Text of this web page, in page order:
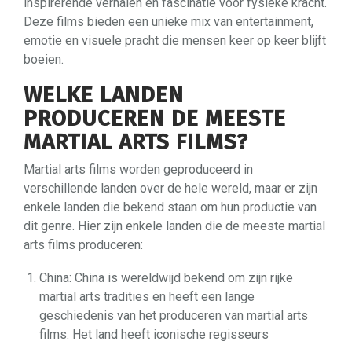
Deze films bieden een unieke mix van entertainment,
emotie en visuele pracht die mensen keer op keer blijft
boeien.
WELKE LANDEN
PRODUCEREN DE MEESTE
MARTIAL ARTS FILMS?
Martial arts films worden geproduceerd in
verschillende landen over de hele wereld, maar er zijn
enkele landen die bekend staan om hun productie van
dit genre. Hier zijn enkele landen die de meeste martial
arts films produceren:
China: China is wereldwijd bekend om zijn rijke
martial arts tradities en heeft een lange
geschiedenis van het produceren van martial arts
films. Het land heeft iconische regisseurs